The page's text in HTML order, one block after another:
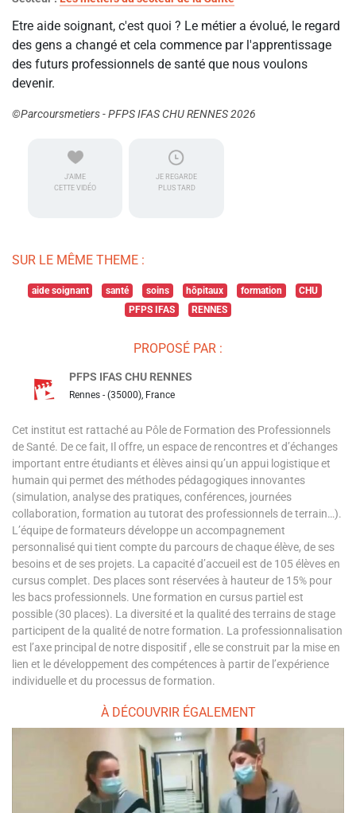
Etre aide soignant, c'est quoi ? Le métier a évolué, le regard
des gens a changé et cela commence par l'apprentissage
des futurs professionnels de santé que nous voulons
devenir.
©Parcoursmetiers - PFPS IFAS CHU RENNES 2026
J'AIME
CETTE VIDÉO
JE REGARDE
PLUS TARD
SUR LE MÊME THEME :
aide soignant santé soins hôpitaux formation
CHU
PFPS IFAS
RENNES
PROPOSÉ PAR :
PFPS IFAS CHU RENNES
Rennes - (35000), France
Cet institut est rattaché au Pôle de Formation des Professionnels
de Santé. De ce fait, Il offre, un espace de rencontres et d’échanges
important entre étudiants et élèves ainsi qu’un appui logistique et
humain qui permet des méthodes pédagogiques innovantes
(simulation, analyse des pratiques, conférences, journées
collaboration, formation au tutorat des professionnels de terrain…).
L’équipe de formateurs développe un accompagnement
personnalisé qui tient compte du parcours de chaque élève, de ses
besoins et de ses projets. La capacité d’accueil est de 105 élèves en
cursus complet. Des places sont réservées à hauteur de 15% pour
les bacs professionnels. Une formation en cursus partiel est
possible (30 places). La diversité et la qualité des terrains de stage
participent de la qualité de notre formation. La professionnalisation
est l’axe principal de notre dispositif , elle se construit par la mise en
lien et le développement des compétences à partir de l’expérience
individuelle et du processus de formation.
À DÉCOUVRIR ÉGALEMENT